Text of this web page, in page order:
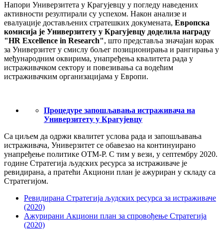
Напори Универзитета у Крагујевцу у погледу наведених
активности резултирали су успехом. Након анализе и
евалуације достављених стратешких докумената, Европска
комисија је Универзитету у Крагујевцу доделила награду
"HR Excellence in Research", што представља значајан корак
за Универзитет у смислу бољег позиционирања и рангирања у
међународним оквирима, унапређења квалитета рада у
истраживачком сектору и повезивања са водећим
истраживачким организацијама у Европи.
Процедуре запошљавања истраживача на
Универзитету у Крагујевцу
Са циљем да одржи квалитет услова рада и запошљавања
истраживача, Универзитет се обавезао на континуирано
унапређење политике ОТМ-Р. С тим у вези, у септембру 2020.
године Стратегија људских ресурса за истраживаче је
ревидирана, а пратећи Акциони план је ажуриран у складу са
Стратегијом.
Ревидирана Стратегија људских ресурса за истраживаче
(2020)
Ажурирани Акциони план за спровођење Стратегија
(2020)